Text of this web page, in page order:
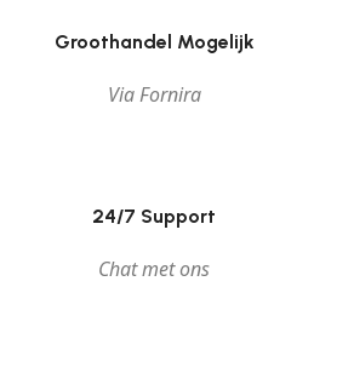
Groothandel Mogelijk
Via Fornira
24/7 Support
Chat met ons